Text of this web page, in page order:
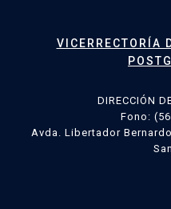
VICERRECTORÍA
DIRECCIÓN
Fono:
Avda. Libertador